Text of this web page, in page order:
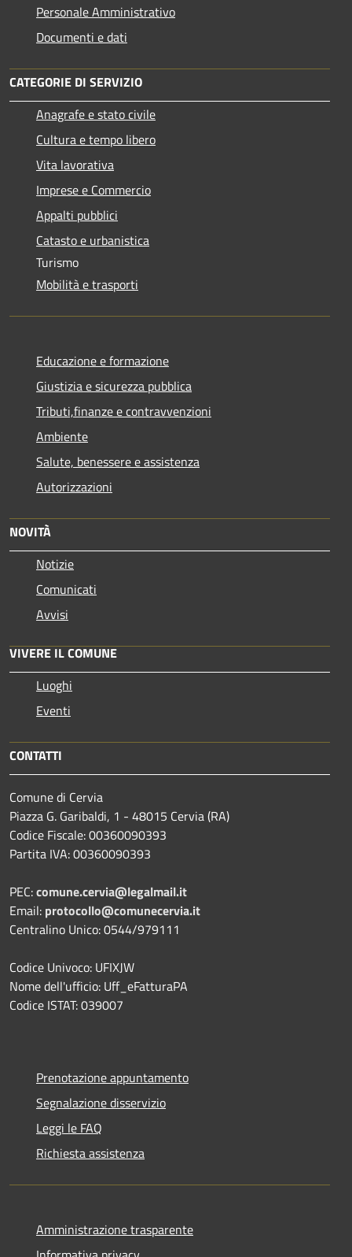
Personale Amministrativo
Documenti e dati
CATEGORIE DI SERVIZIO
Anagrafe e stato civile
Cultura e tempo libero
Vita lavorativa
Imprese e Commercio
Appalti pubblici
Catasto e urbanistica
Turismo
Mobilità e trasporti
Educazione e formazione
Giustizia e sicurezza pubblica
Tributi,finanze e contravvenzioni
Ambiente
Salute, benessere e assistenza
Autorizzazioni
NOVITÀ
Notizie
Comunicati
Avvisi
VIVERE IL COMUNE
Luoghi
Eventi
CONTATTI
Comune di Cervia
Piazza G. Garibaldi, 1 - 48015 Cervia (RA)
Codice Fiscale: 00360090393
Partita IVA: 00360090393
PEC:comune.cervia@legalmail.it
Email: protocollo@comunecervia.it
Centralino Unico: 0544/979111
Codice Univoco: UFIXJW
Nome dell'ufficio: Uff_eFatturaPA
Codice ISTAT: 039007
Prenotazione appuntamento
Segnalazione disservizio
Leggi le FAQ
Richiesta assistenza
Amministrazione trasparente